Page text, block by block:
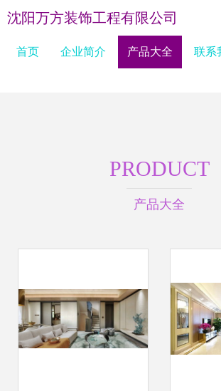
沈阳万方装饰工程有限公司
首页 企业简介 产品大全 联系
PRODUCT
产品大全